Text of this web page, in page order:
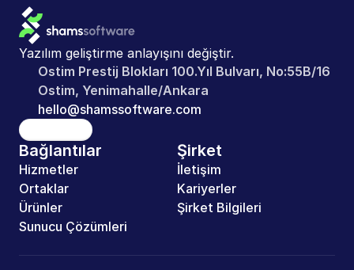
Yazılım geliştirme anlayışını değiştir.
Ostim Prestij Blokları 100.Yıl Bulvarı, No:55B/16
Ostim, Yenimahalle/Ankara
hello@shamssoftware.com
Bağlantılar
Hizmetler
Ortaklar
Ürünler
Sunucu Çözümleri
Şirket
İletişim
Kariyerler
Şirket Bilgileri